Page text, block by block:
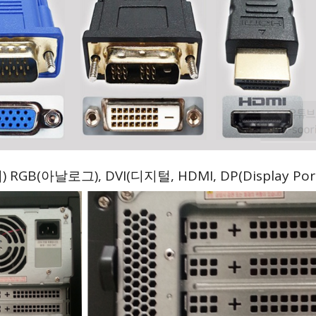
RGB(아날로그), DVI(디지털, HDMI, DP(Display